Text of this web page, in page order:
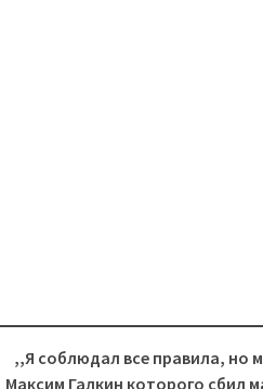
,,Я соблюдал все правила, но
Максим Галкин которого сбил